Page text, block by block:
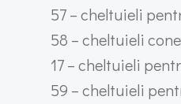
57 – cheltuieli
58 – cheltuieli
17 – cheltuieli
59 – cheltuieli